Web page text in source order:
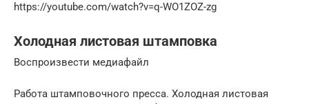
https://youtube.com/watch?v=q-WO1ZOZ-zg
Холодная листовая штамповка
Воспроизвести медиафайл
Работа штамповочного пресса. Холодная листовая